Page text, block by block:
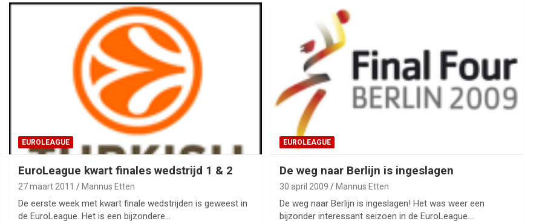
EUROLEAGUE
EuroLeague kwart finales wedstrijd 1 & 2
27 maart 2011 Mannus Etten
De eerste week met kwart finale wedstrijden is geweest in
de EuroLeague. Het is een bijzondere…
EUROLEAGUE
De weg naar Berlijn is ingeslagen
30 april 2009 Mannus Etten
De weg naar Berlijn is ingeslagen! Het was weer een
bijzonder interessant seizoen in de EuroLeague.…